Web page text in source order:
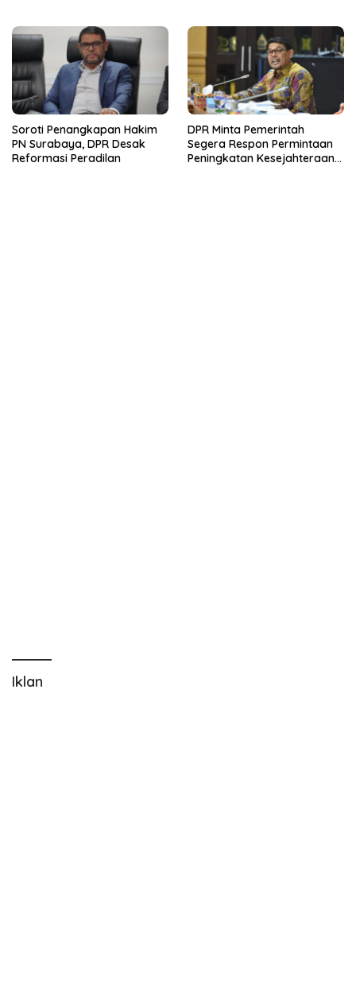
Soroti Penangkapan Hakim
PN Surabaya, DPR Desak
Reformasi Peradilan
DPR Minta Pemerintah
Segera Respon Permintaan
Peningkatan Kesejahteraan
Iklan